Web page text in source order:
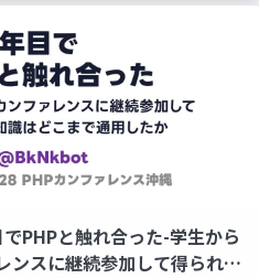
PHPと触れ合った-学生から
ンスに継続参加して得られた